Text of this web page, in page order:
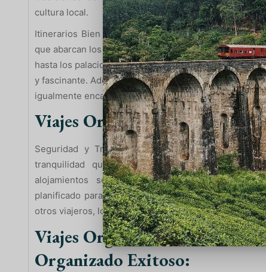
cultura local.
Itinerarios Bien Diseñados: Los viajes organizados
que abarcan los lugares más destacados de la India.
hasta los palacios de ensueño en Jaipur, podrás
y fascinante. Además, estos itinerarios a menudo
igualmente encantadores, brindándote una
Viajes Organizados a la India
Seguridad y Tranquilidad: Al viajar con un
tranquilidad que proviene de estar en manos
alojamientos seguros hasta la coordinación del
planificado para garantizar tu bienestar durante todo
otros viajeros, lo que aumenta el sentido de
Viajes Organizados a la India :
Organizado Exitoso: